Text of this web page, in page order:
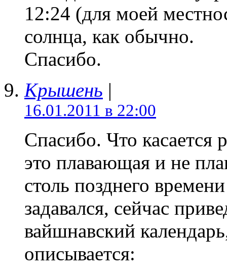
12:24 (для моей
солнца, как обычно.
Спасибо.
Крышень |
16.01.2011 в 22:00
Спасибо. Что
это плавающая и не
столь позднего
задавался, сейчас
вайшнавский
описывается: